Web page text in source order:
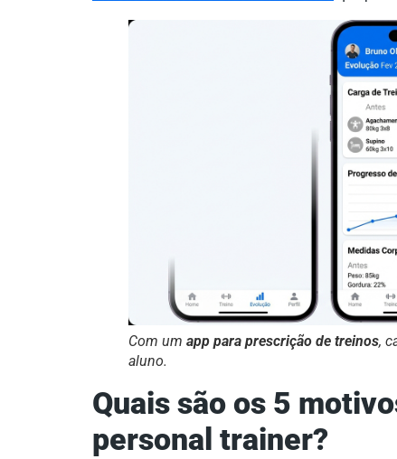
Com um app para prescrição de treinos,
aluno.
Quais são os 5
personal trainer?